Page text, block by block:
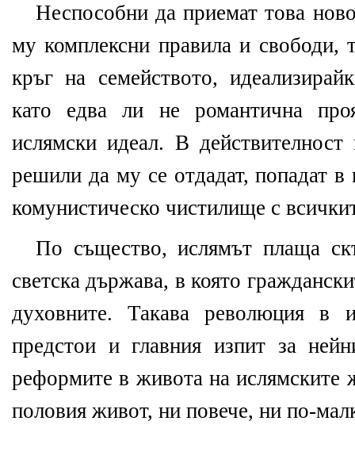
Неспособни да приемат това
му комплексни правила и свободи,
кръг на семейството,
като едва ли не романтична
ислямски идеал. В
решили да му се отдадат, попадат
комунистическо чистилище с
По същество, ислямът плаща
светска държава, в която
духовните. Такава революция в
предстои и главния изпит за
реформите в живота на
половия живот, ни повече, ни по-